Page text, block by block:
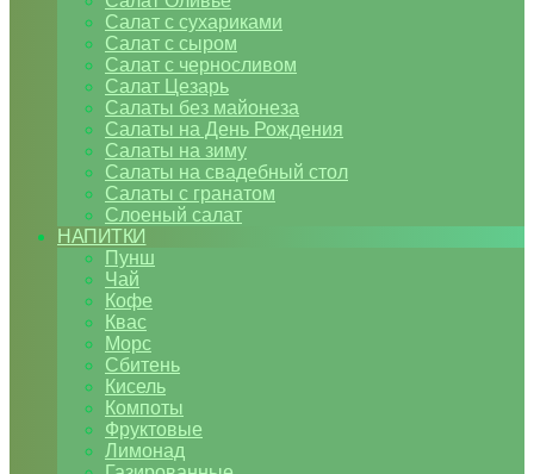
Салат с сухариками
Салат с сыром
Салат с черносливом
Салат Цезарь
Салаты без майонеза
Салаты на День Рождения
Салаты на зиму
Салаты на свадебный стол
Салаты с гранатом
Слоеный салат
НАПИТКИ
Пунш
Чай
Кофе
Квас
Морс
Сбитень
Кисель
Компоты
Фруктовые
Лимонад